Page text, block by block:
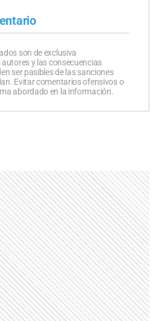
son de exclusiva
y las consecuencias
ser pasibles de las sanciones
Evitar comentarios ofensivos o
abordado en la información.